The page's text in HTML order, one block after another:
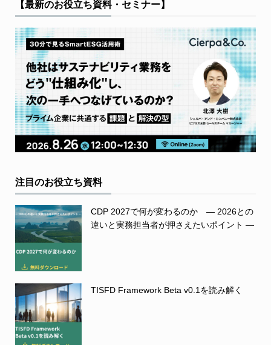
【最新のお役立ち資料・セミナー】
注目のお役立ち資料
CDP 2027で何が変わるのか ― 2026との
違いと実務担当者が押さえたいポイント ―
TISFD Framework Beta v0.1を読み解く